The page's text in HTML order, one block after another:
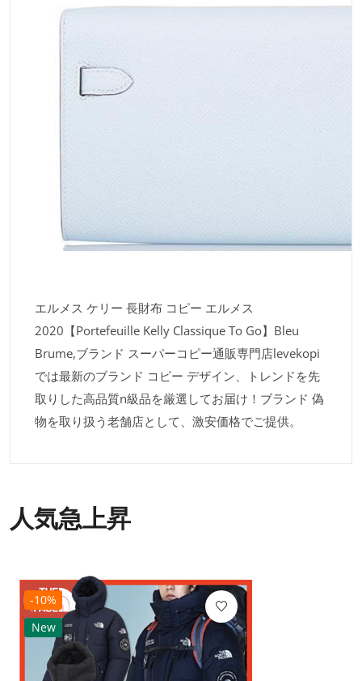
エルメス ケリー 長財布 コピー エルメス
2020【Portefeuille Kelly Classique To Go】Bleu
Brume,ブランド スーパーコピー通販専門店levekopi
では最新のブランド コピー デザイン、トレンドを先
取りした高品質n級品を厳選してお届け！ブランド 偽
物を取り扱う老舗店として、激安価格でご提供。
人気急上昇
-10%
New